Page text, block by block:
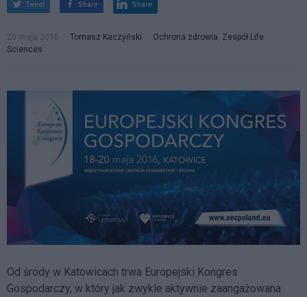
Tweet Share Share
20 maja 2016 Tomasz Kaczyński Ochrona zdrowia, Zespół Life
Sciences
Od środy w Katowicach trwa Europejski Kongres
Gospodarczy, w który jak zwykle aktywnie zaangażowana